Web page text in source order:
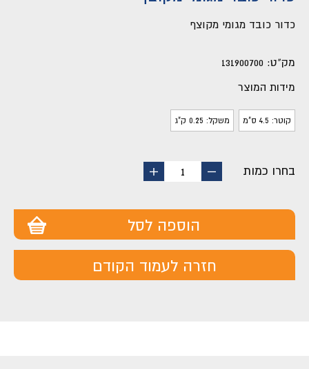
כדור כובד מגומי מקוצף
מק"ט: 131900700
מידות המוצר
קוטר: 4.5 ס"מ משקל: 0.25 ק"ג
בחרו כמות
החסר
1
הוסף
הוספה לסל
חזרה לעמוד הקודם